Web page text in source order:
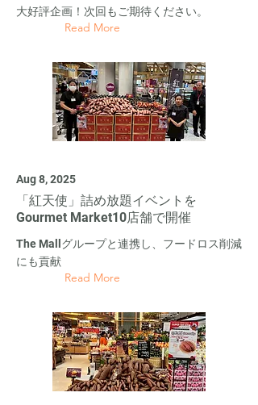
大好評企画！次回もご期待ください。
Read More
Aug 8, 2025
「紅天使」詰め放題イベントを
Gourmet Market10店舗で開催
The Mallグループと連携し、フードロス削減
にも貢献
Read More